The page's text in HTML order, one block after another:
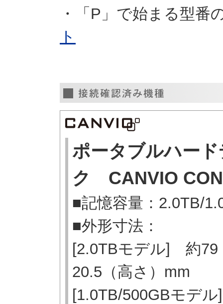
・「P」で始まる型番
ト
ポータブルハー
ク CANVIO
■記憶容量：2.0TB/
■外形寸法：
[2.0TBモデル] 約79
20.5（高さ）mm
[1.0TB/500GBモデ